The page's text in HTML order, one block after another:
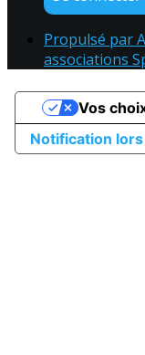
Propulsé par
associations
Notification
Vos